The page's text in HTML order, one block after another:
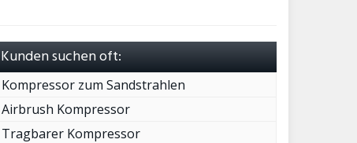
Kunden suchen oft:
Kompressor zum Sandstrahlen
Airbrush Kompressor
Tragbarer Kompressor